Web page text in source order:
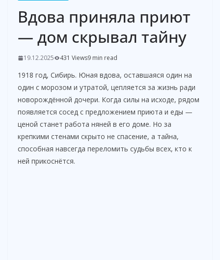
Вдова приняла приют
— дом скрывал тайну
19.12.2025 431 Views9 min read
1918 год, Сибирь. Юная вдова, оставшаяся один на
один с морозом и утратой, цепляется за жизнь ради
новорождённой дочери. Когда силы на исходе, рядом
появляется сосед с предложением приюта и еды —
ценой станет работа няней в его доме. Но за
крепкими стенами скрыто не спасение, а тайна,
способная навсегда переломить судьбы всех, кто к
ней прикоснётся.